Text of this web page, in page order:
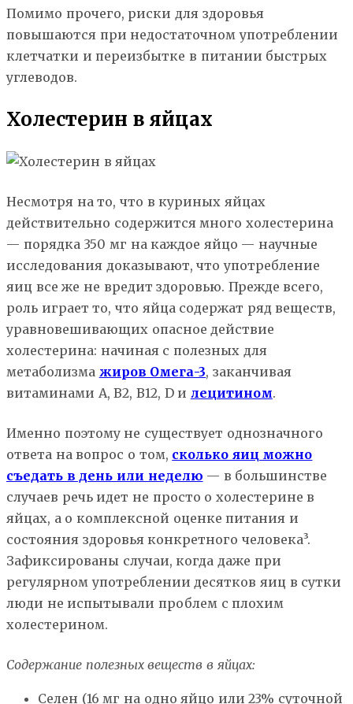
Помимо прочего, риски для здоровья
повышаются при недостаточном употреблении
клетчатки и переизбытке в питании быстрых
углеводов.
Холестерин в яйцах
Несмотря на то, что в куриных яйцах
действительно содержится много холестерина
— порядка 350 мг на каждое яйцо — научные
исследования доказывают, что употребление
яиц все же не вредит здоровью. Прежде всего,
роль играет то, что яйца содержат ряд веществ,
уравновешивающих опасное действие
холестерина: начиная с полезных для
метаболизма жиров Омега-3, заканчивая
витаминами A, B2, B12, D и лецитином.
Именно поэтому не существует однозначного
ответа на вопрос о том, сколько яиц можно
съедать в день или неделю — в большинстве
случаев речь идет не просто о холестерине в
яйцах, а о комплексной оценке питания и
состояния здоровья конкретного человека³.
Зафиксированы случаи, когда даже при
регулярном употреблении десятков яиц в сутки
люди не испытывали проблем с плохим
холестерином.
Содержание полезных веществ в яйцах:
Селен (16 мг на одно яйцо или 23% суточной